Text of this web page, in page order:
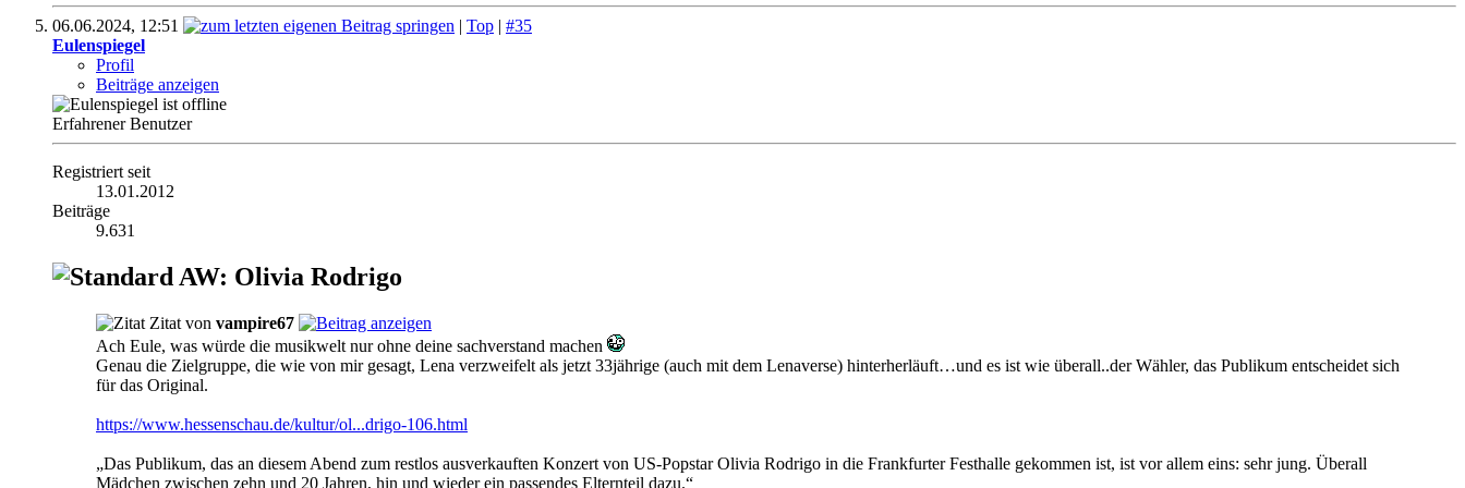
06.06.2024, 12:51 | Top | #35
Eulenspiegel
Profil
Beiträge anzeigen
Erfahrener Benutzer
Registriert seit
13.01.2012
Beiträge
9.631
AW: Olivia Rodrigo
Zitat von vampire67
Ach Eule, was würde die musikwelt nur ohne deine sachverstand machen
Genau die Zielgruppe, die wie von mir gesagt, Lena verzweifelt als jetzt 33jährige (auch mit dem Lenaverse) hinterherläuft…und es ist wie überall..der Wähler, das Publikum entscheidet sich
für das Original.
https://www.hessenschau.de/kultur/ol...drigo-106.html
„Das Publikum, das an diesem Abend zum restlos ausverkauften Konzert von US-Popstar Olivia Rodrigo in die Frankfurter Festhalle gekommen ist, ist vor allem eins: sehr jung. Überall
Mädchen zwischen zehn und 20 Jahren, hin und wieder ein passendes Elternteil dazu.“